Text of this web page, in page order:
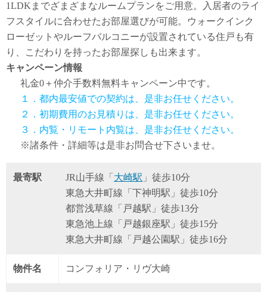
1LDKまでざまざまなルームプランをご用意。入居者のライ
フスタイルに合わせたお部屋選びが可能。ウォークインク
ローゼットやルーフバルコニーが設置されている住戸も有
り、こだわりを持ったお部屋探しも出来ます。
キャンペーン情報
礼金0 ＋仲介手数料無料キャンペーン中です。
１．都内最安値での契約は、是非お任せください。
２．初期費用のお見積りは、是非お任せください。
３．内覧・リモート内覧は、是非お任せください。
※諸条件・詳細等は是非お問合せ下さいませ。
最寄駅 JR山手線「 大崎駅 」徒歩10分
東急大井町線「下神明駅」徒歩10分
都営浅草線「戸越駅」徒歩13分
東急池上線「戸越銀座駅」徒歩15分
東急大井町線「戸越公園駅」徒歩16分
物件名 コンフォリア・リヴ大崎